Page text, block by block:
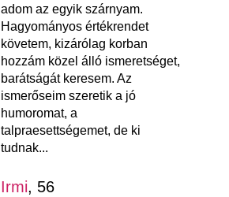
adom az egyik szárnyam.
Hagyományos értékrendet
követem, kizárólag korban
hozzám közel álló ismeretséget,
barátságát keresem. Az
ismerőseim szeretik a jó
humoromat, a
talpraesettségemet, de ki
tudnak...
Irmi, 56